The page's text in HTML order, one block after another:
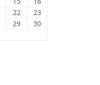
22
23
29
30